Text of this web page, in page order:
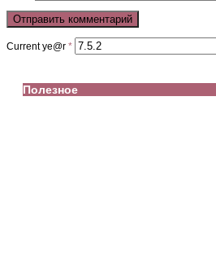
Current ye@r *
Полезное